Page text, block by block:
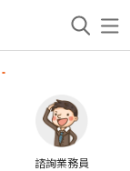
諮詢業務員